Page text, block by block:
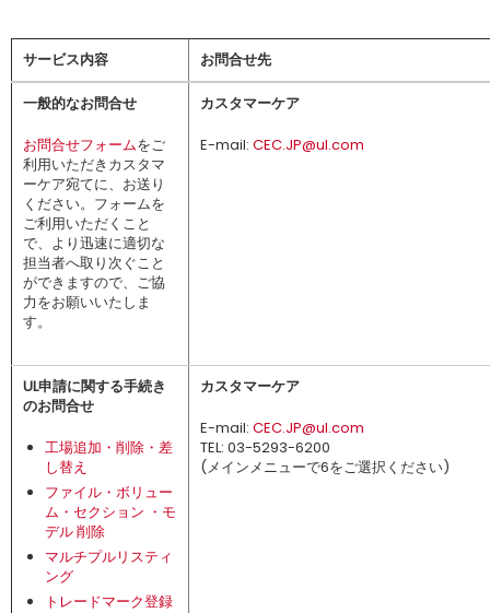
サービス内容 お問合せ先
一般的なお問合せ
お問合せフォームをご
利用いただきカスタマ
ーケア宛てに、お送り
ください。フォームを
ご利用いただくこと
で、より迅速に適切な
担当者へ取り次ぐこと
ができますので、ご協
力をお願いいたしま
す。
カスタマーケア
E-mail: CEC.JP@ul.com
UL申請に関する手続き
のお問合せ
工場追加・削除・差
し替え
ファイル・ボリュー
ム・セクション ・モ
デル 削除
マルチプルリスティ
ング
トレードマーク登録
カスタマーケア
E-mail: CEC.JP@ul.com
TEL: 03-5293-6200
(メインメニューで6をご選択ください)